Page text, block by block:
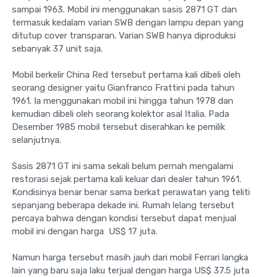
sampai 1963. Mobil ini menggunakan sasis 2871 GT dan
termasuk kedalam varian SWB dengan lampu depan yang
ditutup cover transparan. Varian SWB hanya diproduksi
sebanyak 37 unit saja.
Mobil berkelir China Red tersebut pertama kali dibeli oleh
seorang designer yaitu Gianfranco Frattini pada tahun
1961. Ia menggunakan mobil ini hingga tahun 1978 dan
kemudian dibeli oleh seorang kolektor asal Italia. Pada
Desember 1985 mobil tersebut diserahkan ke pemilik
selanjutnya.
Sasis 2871 GT ini sama sekali belum pernah mengalami
restorasi sejak pertama kali keluar dari dealer tahun 1961.
Kondisinya benar benar sama berkat perawatan yang teliti
sepanjang beberapa dekade ini. Rumah lelang tersebut
percaya bahwa dengan kondisi tersebut dapat menjual
mobil ini dengan harga US$ 17 juta.
Namun harga tersebut masih jauh dari mobil Ferrari langka
lain yang baru saja laku terjual dengan harga US$ 37.5 juta